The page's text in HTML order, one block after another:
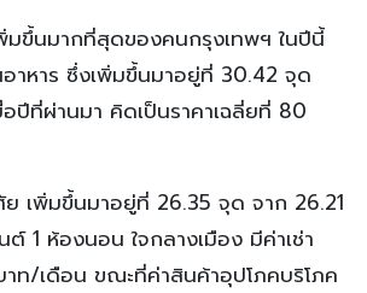
มขึ้นมากที่สุดของคนกรุงเทพฯ ในปีนี้
อาหาร ซึ่งเพิ่มขึ้นมาอยู่ที่ 30.42 จุด
ปีที่ผ่านมา คิดเป็นราคาเฉลี่ยที่ 80
ย เพิ่มขึ้นมาอยู่ที่ 26.35 จุด จาก 26.21
1 ห้องนอน ใจกลางเมือง มีค่าเช่า
าท/เดือน ขณะที่ค่าสินค้าอุปโภคบริโภค